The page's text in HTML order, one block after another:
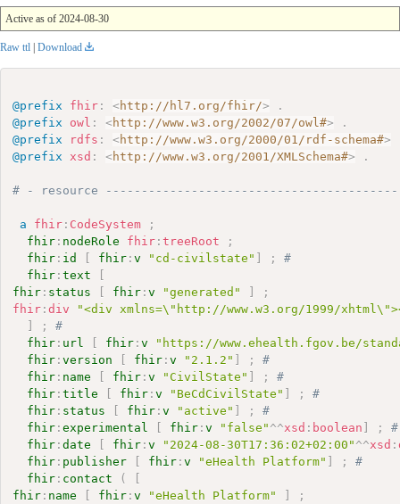
Active as of 2024-08-30
Raw ttl Download
@prefix fhir : <http://hl7.org/fhir/>
.
@prefix
owl : <http://www.w3.org/2002/07/owl#>
.
@prefix
rdfs : <http://www.w3.org/2000/01/rdf-schema#>
@prefix
xsd : <http://www.w3.org/2001/XMLSchema#> .
# - resource
a fhir : CodeSystem
;
fhir : nodeRole fhir :treeRoot
;
fhir : id fhir :v "cd-civilstate" ;
#
fhir :text
fhir : status fhir :v "generated"
;
fhir :div
"<div xmlns=\"http://www.w3.org/1999/
;
#
fhir : url fhir :v
"https://www.ehealth.fgov.be/
fhir :version fhir :v "2.1.2" ;
#
fhir : name fhir :v "CivilState" ;
#
fhir :title fhir :v "BeCdCivilState" ;
#
fhir : status fhir :v "active" ;
#
fhir :experimental fhir :v "false" ^^xsd : boolean ;
fhir :date fhir :v "2024-08-30T17:36:02+02:00" ^^xsd :
fhir : publisher fhir :v "eHealth Platform" ;
#
fhir : contact (
fhir : name fhir :v "eHealth Platform"
;